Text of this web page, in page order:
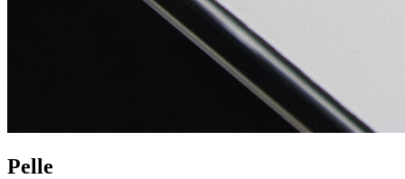
Pelle